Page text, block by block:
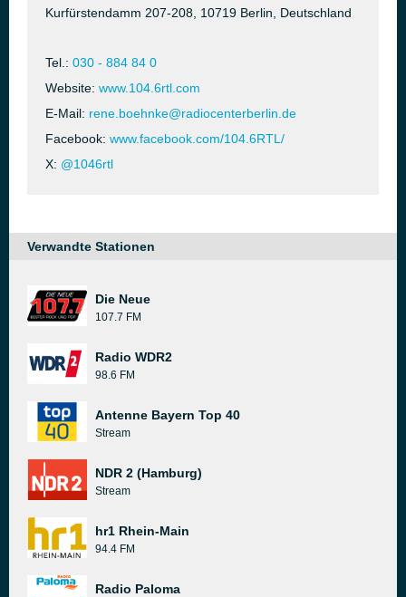
Kurfürstendamm 207-208, 10719 Berlin, Deutschland
Tel.: 030 - 884 84 0
Website: www.104.6rtl.com
E-Mail: rene.boehnke@radiocenterberlin.de
Facebook: www.facebook.com/104.6RTL/
X: @1046rtl
Verwandte Stationen
Die Neue
107.7 FM
Radio WDR2
98.6 FM
Antenne Bayern Top 40
Stream
NDR 2 (Hamburg)
Stream
hr1 Rhein-Main
94.4 FM
Radio Paloma